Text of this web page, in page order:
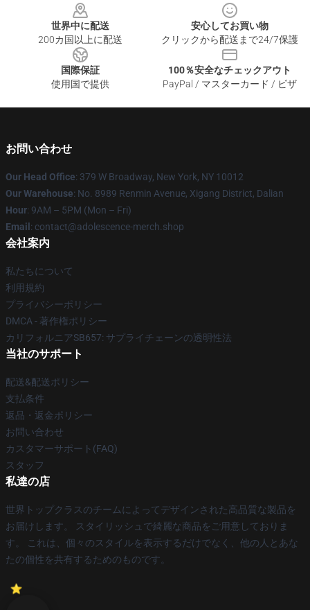
世界中に配送
200カ国以上に配送
安心してお買い物
クリックから配送まで24/7保護
国際保証
使用国で提供
100％安全なチェックアウト
PayPal / マスターカード / ビザ
お問い合わせ
Our Head Office: 379 W Broadway, New York, NY 10012
Our Warehouse: No. 8989 Renmin Avenue, Xigang District, Dalian
Hour: 9AM – 5PM (Mon – Fri)
Email : contact@adolescence-merch.shop
会社案内
私たちについて
利用規約
プライバシーポリシー
DMCA - 著作権ポリシー
カリフォルニアSB657: サプライチェーンの透明性法
当社のサポート
配送&配送ポリシー
支払条件
返品・返金ポリシー
お問い合わせ
カスタマーサポート(FAQ)
スタッフ
私達の店
世界トップクラスのチームによってデザインされた高品質な製品を
お届けします。 スタイリッシュで綺麗な商品をご用意しておりま
す。 これは、個々のスタイルを表示するだけでなく、他の人とあな
たの個性を共有するためのものです。